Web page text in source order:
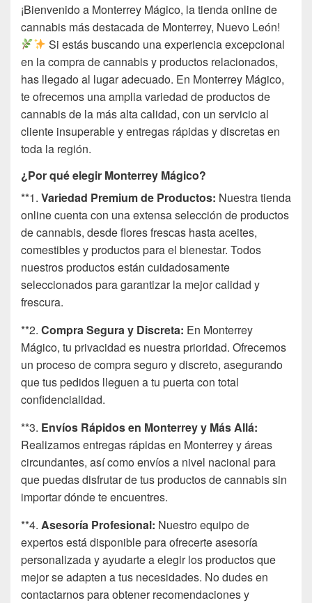
¡Bienvenido a Monterrey Mágico, la tienda online de
cannabis más destacada de Monterrey, Nuevo León!
Si estás buscando una experiencia excepcional
en la compra de cannabis y productos relacionados,
has llegado al lugar adecuado. En Monterrey Mágico,
te ofrecemos una amplia variedad de productos de
cannabis de la más alta calidad, con un servicio al
cliente insuperable y entregas rápidas y discretas en
toda la región.
¿Por qué elegir Monterrey Mágico?
**1. Variedad Premium de Productos: Nuestra tienda
online cuenta con una extensa selección de productos
de cannabis, desde flores frescas hasta aceites,
comestibles y productos para el bienestar. Todos
nuestros productos están cuidadosamente
seleccionados para garantizar la mejor calidad y
frescura.
**2. Compra Segura y Discreta: En Monterrey
Mágico, tu privacidad es nuestra prioridad. Ofrecemos
un proceso de compra seguro y discreto, asegurando
que tus pedidos lleguen a tu puerta con total
confidencialidad.
**3. Envíos Rápidos en Monterrey y Más Allá:
Realizamos entregas rápidas en Monterrey y áreas
circundantes, así como envíos a nivel nacional para
que puedas disfrutar de tus productos de cannabis sin
importar dónde te encuentres.
**4. Asesoría Profesional: Nuestro equipo de
expertos está disponible para ofrecerte asesoría
personalizada y ayudarte a elegir los productos que
mejor se adapten a tus necesidades. No dudes en
contactarnos para obtener recomendaciones y